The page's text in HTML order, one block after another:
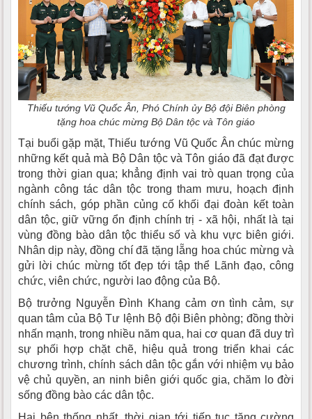
Thiếu tướng Vũ Quốc Ân, Phó Chính ủy Bộ đội Biên phòng
tặng hoa chúc mừng Bộ Dân tộc và Tôn giáo
Tại buổi gặp mặt, Thiếu tướng Vũ Quốc Ân chúc mừng
những kết quả mà Bộ Dân tộc và Tôn giáo đã đạt được
trong thời gian qua; khẳng định vai trò quan trọng của
ngành công tác dân tộc trong tham mưu, hoạch định
chính sách, góp phần củng cố khối đại đoàn kết toàn
dân tộc, giữ vững ổn định chính trị - xã hội, nhất là tại
vùng đồng bào dân tộc thiểu số và khu vực biên giới.
Nhân dịp này, đồng chí đã tặng lẵng hoa chúc mừng và
gửi lời chúc mừng tốt đẹp tới tập thể Lãnh đạo, công
chức, viên chức, người lao động của Bộ.
Bộ trưởng Nguyễn Đình Khang cảm ơn tình cảm, sự
quan tâm của Bộ Tư lệnh Bộ đội Biên phòng; đồng thời
nhấn mạnh, trong nhiều năm qua, hai cơ quan đã duy trì
sự phối hợp chặt chẽ, hiệu quả trong triển khai các
chương trình, chính sách dân tộc gắn với nhiệm vụ bảo
vệ chủ quyền, an ninh biên giới quốc gia, chăm lo đời
sống đồng bào các dân tộc.